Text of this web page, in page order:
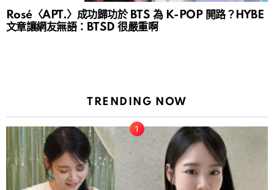
Rosé〈APT.〉成功歸功於 BTS 為 K-POP 開路？HYBE
文章讓網友無語：BTSD 很嚴重啊
TRENDING NOW